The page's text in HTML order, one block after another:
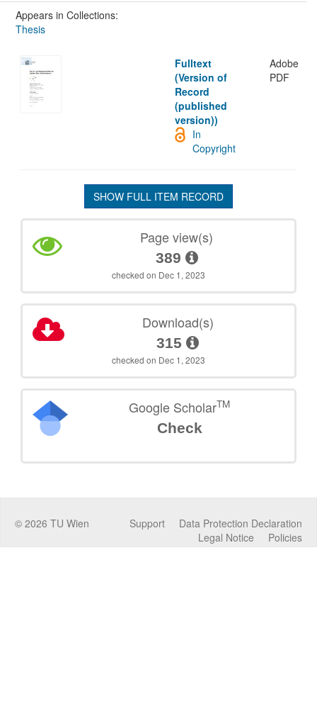
Appears in Collections:
Thesis
Fulltext
(Version of
Record
(published
version))
Adobe
PDF
In
Copyright
SHOW FULL ITEM RECORD
Page view(s)
389
checked on Dec 1, 2023
Download(s)
315
checked on Dec 1, 2023
Google ScholarTM
Check
© 2026 TU Wien Data Protection Declaration
Support
Policies
Legal Notice